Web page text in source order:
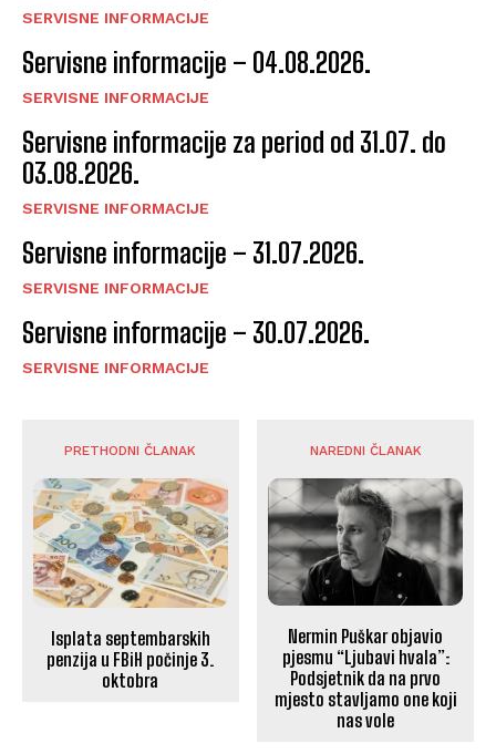
SERVISNE INFORMACIJE
Servisne informacije – 04.08.2026.
SERVISNE INFORMACIJE
Servisne informacije za period od 31.07. do
03.08.2026.
SERVISNE INFORMACIJE
Servisne informacije – 31.07.2026.
SERVISNE INFORMACIJE
Servisne informacije – 30.07.2026.
SERVISNE INFORMACIJE
PRETHODNI ČLANAK
Isplata septembarskih
penzija u FBiH počinje 3.
oktobra
NAREDNI ČLANAK
Nermin Puškar objavio
pjesmu “Ljubavi hvala”:
Podsjetnik da na prvo
mjesto stavljamo one koji
nas vole